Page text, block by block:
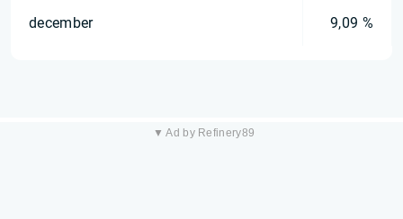
december 9,09 %
▼ Ad by Refinery89